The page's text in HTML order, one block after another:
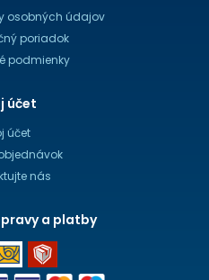
osobných údajov
poriadok
podmienky
účet
účet
nás
a platby